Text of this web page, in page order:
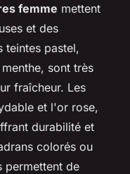
femme mettent
et des
teintes pastel,
sont très
fraîcheur. Les
et l'or rose,
durabilité et
colorés ou
permettent de